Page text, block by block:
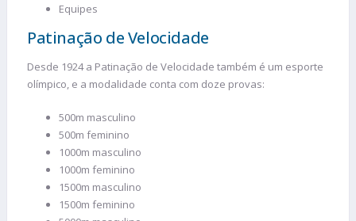
Equipes
Patinação de Velocidade
Desde 1924 a Patinação de Velocidade também é um esporte
olímpico, e a modalidade conta com doze provas:
500m masculino
500m feminino
1000m masculino
1000m feminino
1500m masculino
1500m feminino